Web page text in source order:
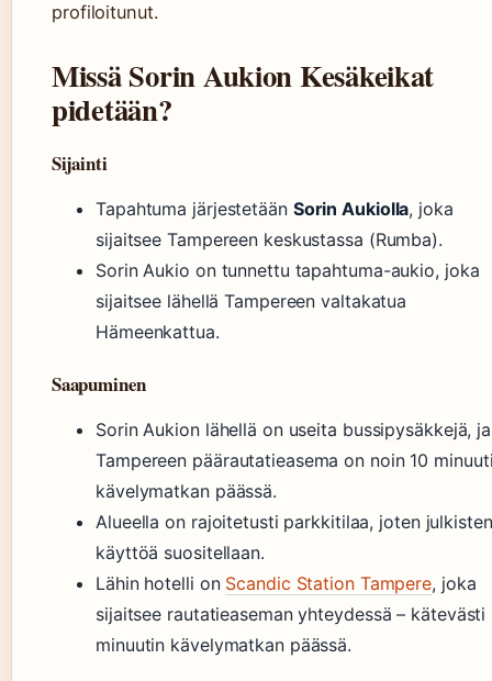
profiloitunut.
Missä Sorin Aukion Kesäkeikat
pidetään?
Sijainti
Tapahtuma järjestetään Sorin Aukiolla, joka
sijaitsee Tampereen keskustassa (Rumba).
Sorin Aukio on tunnettu tapahtuma-aukio, joka
sijaitsee lähellä Tampereen valtakatua
Hämeenkattua.
Saapuminen
Sorin Aukion lähellä on useita bussipysäkkejä, ja
Tampereen päärautatieasema on noin 10
kävelymatkan päässä.
Alueella on rajoitetusti parkkitilaa, joten julkisten
käyttöä suositellaan.
Lähin hotelli on Scandic Station Tampere, joka
sijaitsee rautatieaseman yhteydessä – kätevästi
minuutin kävelymatkan päässä.